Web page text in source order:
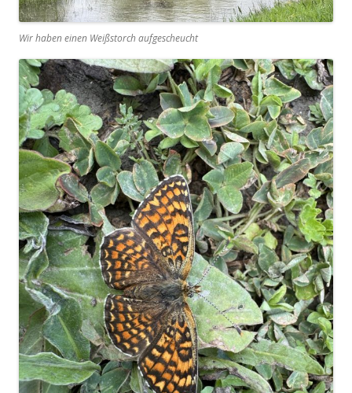
Wir haben einen Weißstorch aufgescheucht